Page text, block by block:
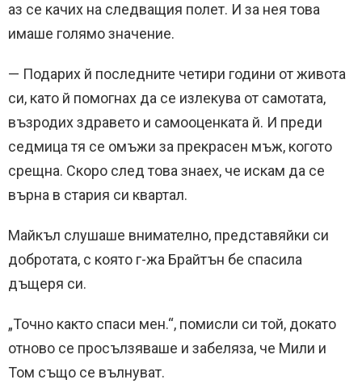
аз се качих на следващия полет. И за нея това
имаше голямо значение.
— Подарих й последните четири години от живота
си, като й помогнах да се излекува от самотата,
възродих здравето и самооценката й. И преди
седмица тя се омъжи за прекрасен мъж, когото
срещна. Скоро след това знаех, че искам да се
върна в стария си квартал.
Майкъл слушаше внимателно, представяйки си
добротата, с която г-жа Брайтън бе спасила
дъщеря си.
„Точно както спаси мен.“, помисли си той, докато
отново се просълзяваше и забеляза, че Мили и
Том също се вълнуват.